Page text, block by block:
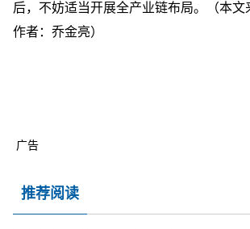
后，不妨适当开展全产业链布局。（本文
作者：乔金亮）
广告
推荐阅读